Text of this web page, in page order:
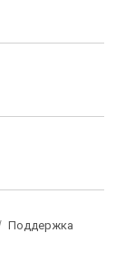
Поддержка